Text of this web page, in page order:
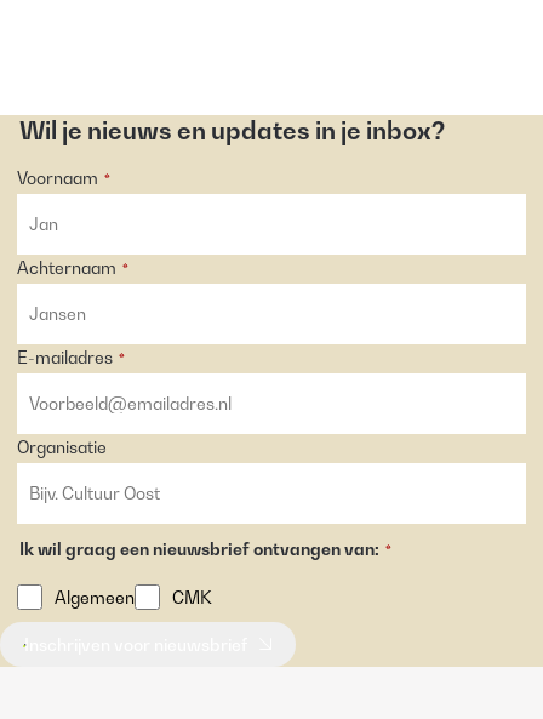
Wil je nieuws en updates in je inbox?
Voornaam *
Achternaam *
E-mailadres *
Organisatie
Ik wil graag een nieuwsbrief ontvangen van: *
Algemeen CMK
Inschrijven voor nieuwsbrief